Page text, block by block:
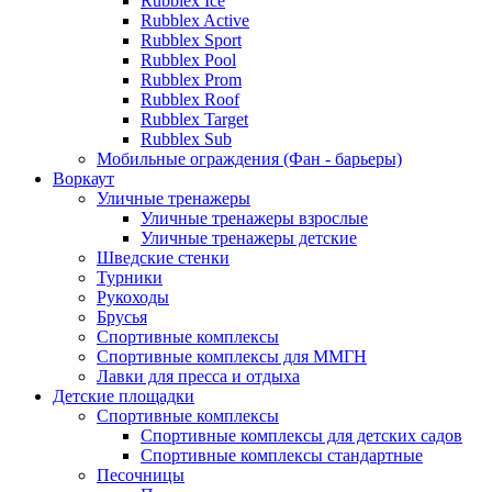
Rubblex Active
Rubblex Sport
Rubblex Pool
Rubblex Prom
Rubblex Roof
Rubblex Target
Rubblex Sub
Мобильные ограждения (Фан - барьеры)
Воркаут
Уличные тренажеры
Уличные тренажеры взрослые
Уличные тренажеры детские
Шведские стенки
Турники
Рукоходы
Брусья
Спортивные комплексы
Спортивные комплексы для ММГН
Лавки для пресса и отдыха
Детские площадки
Спортивные комплексы
Спортивные комплексы для детских садов
Спортивные комплексы стандартные
Песочницы